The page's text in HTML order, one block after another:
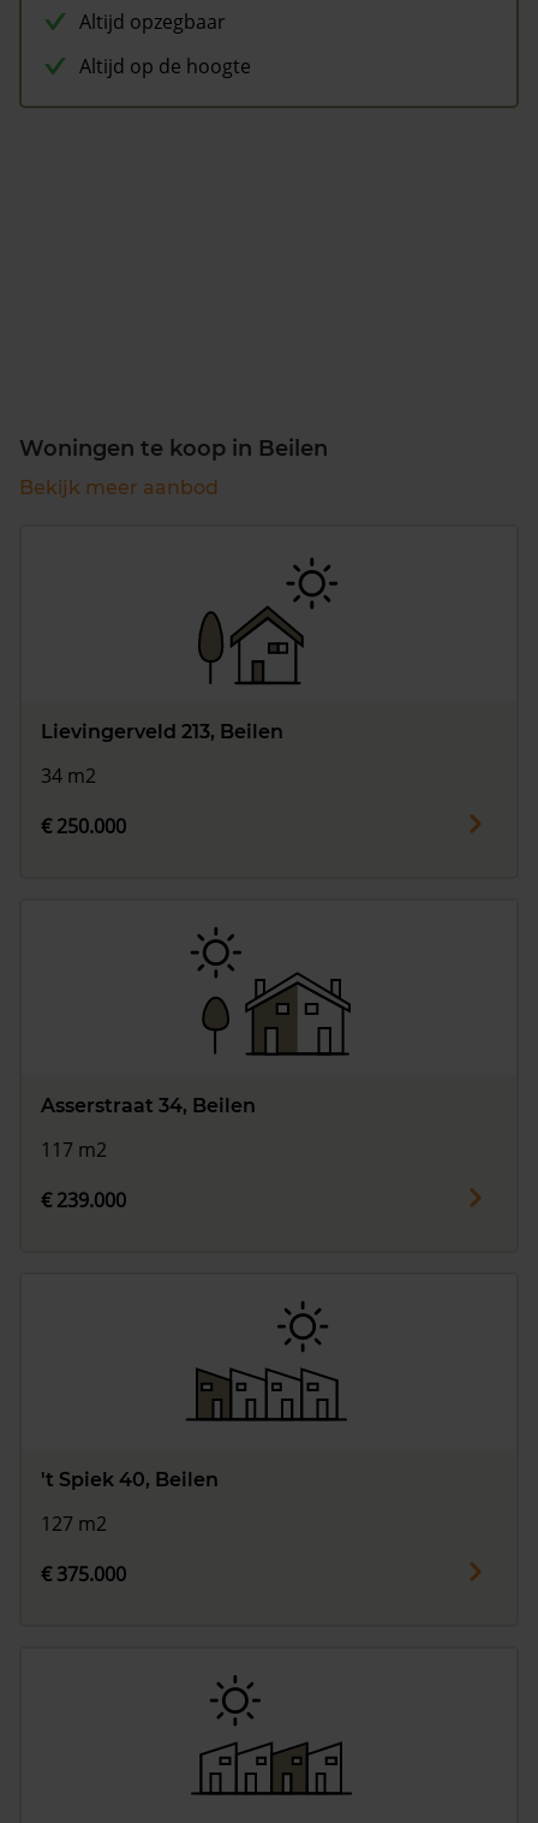
Altijd opzegbaar
Altijd op de hoogte
Woningen te koop in Beilen
Bekijk meer aanbod
Lievingerveld 213, Beilen
34 m2
€ 250.000
Asserstraat 34, Beilen
117 m2
€ 239.000
't Spiek 40, Beilen
127 m2
€ 375.000